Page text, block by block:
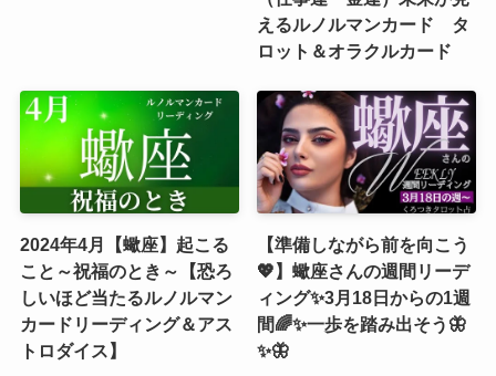
えるルノルマンカード タ
ロット＆オラクルカード
2024年4月【蠍座】起こる
こと～祝福のとき～【恐ろ
しいほど当たるルノルマン
カードリーディング＆アス
トロダイス】
【準備しながら前を向こう
💖】蠍座さんの週間リーデ
ィング✨3月18日からの1週
間🌈✨一歩を踏み出そう🦋
✨🦋